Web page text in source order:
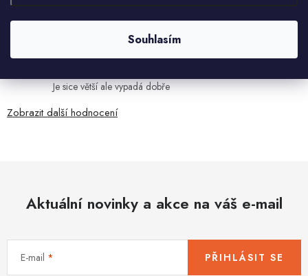
Souhlasím
HELENA MINAŘÍKOVÁ
Je sice větší ale vypadá dobře
Zobrazit další hodnocení
Aktuální novinky a akce na váš e-mail
E-mail PŘIHLÁSIT SE